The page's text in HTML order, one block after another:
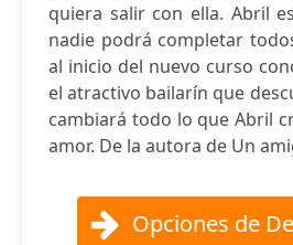
quiera salir con ella. Abril
nadie podrá completar
al inicio del nuevo curso
el atractivo bailarín que
cambiará todo lo que Abril
amor. De la autora de Un
Opciones de